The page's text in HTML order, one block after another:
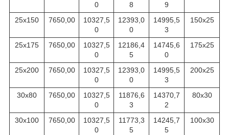
0
8
9
25х150 7650,00
10327,5
0
12393,0
0
14995,5
3
150х25
25х175 7650,00
10327,5
0
12186,4
5
14745,6
0
175х25
25х200 7650,00
10327,5
0
12393,0
0
14995,5
3
200х25
30х80 7650,00
10327,5
0
11876,6
3
14370,7
2
80х30
30х100 7650,00
10327,5
0
11773,3
5
14245,7
5
100х30